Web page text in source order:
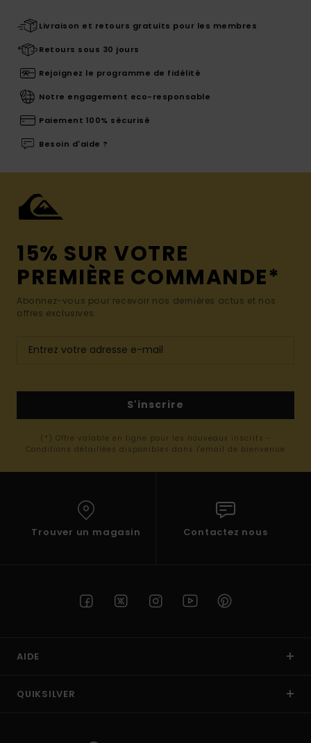
Livraison et retours gratuits pour les membres
Retours sous 30 jours
Rejoignez le programme de fidélité
Notre engagement eco-responsable
Paiement 100% sécurisé
Besoin d'aide ?
15% SUR VOTRE
PREMIÈRE COMMANDE*
Abonnez-vous pour recevoir nos dernières actus et nos
offres exclusives.
S'inscrire
(*) Offre valable en ligne pour les nouveaux inscrits -
Conditions détaillées disponibles dans l'email de bienvenue
Trouver un magasin Contactez nous
AIDE
QUIKSILVER